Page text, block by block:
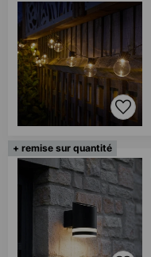
+ remise sur quantité